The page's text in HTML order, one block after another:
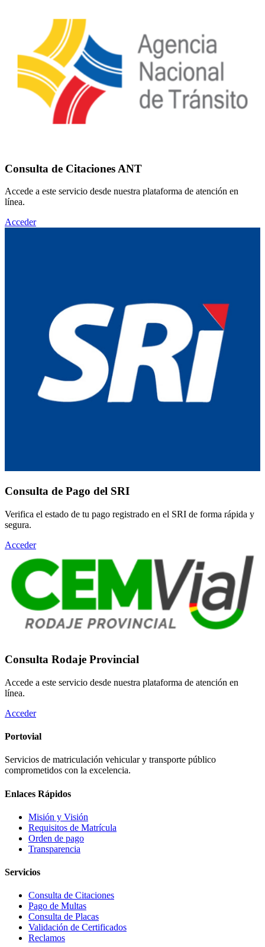
Consulta de Citaciones ANT
Accede a este servicio desde nuestra plataforma de atención en
línea.
Acceder
Consulta de Pago del SRI
Verifica el estado de tu pago registrado en el SRI de forma rápida y
segura.
Acceder
Consulta Rodaje Provincial
Accede a este servicio desde nuestra plataforma de atención en
línea.
Acceder
Portovial
Servicios de matriculación vehicular y transporte público
comprometidos con la excelencia.
Enlaces Rápidos
Misión y Visión
Requisitos de Matrícula
Orden de pago
Transparencia
Servicios
Consulta de Citaciones
Pago de Multas
Consulta de Placas
Validación de Certificados
Reclamos